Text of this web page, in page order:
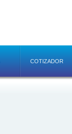
COTIZADOR